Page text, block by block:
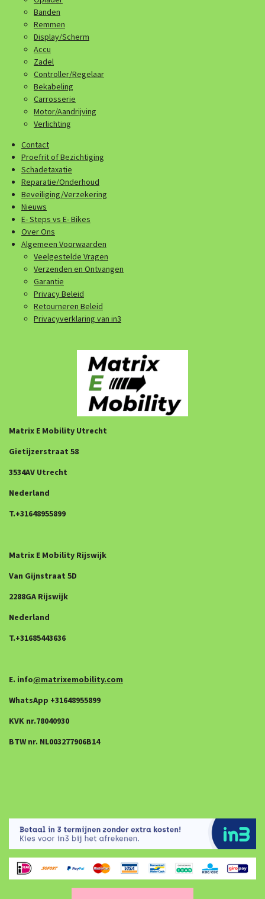
Banden
Remmen
Display/Scherm
Accu
Zadel
Controller/Regelaar
Bekabeling
Carrosserie
Motor/Aandrijving
Verlichting
Contact
Proefrit of Bezichtiging
Schadetaxatie
Reparatie/Onderhoud
Beveiliging/Verzekering
Nieuws
E- Steps vs E- Bikes
Over Ons
Algemeen Voorwaarden
Veelgestelde Vragen
Verzenden en Ontvangen
Garantie
Privacy Beleid
Retourneren Beleid
Privacyverklaring van in3
Matrix E Mobility Utrecht
Gietijzerstraat 58
3534AV Utrecht
Nederland
T.+31648955899
Matrix E Mobility Rijswijk
Van Gijnstraat 5D
2288GA Rijswijk
Nederland
T.+31685443636
E. info@matrixemobility.com
WhatsApp +31648955899
KVK nr.78040930
BTW nr. NL003277906B14